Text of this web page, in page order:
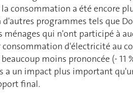
consommation a été encore
programmes tels que
ménages qui n'ont participé à
d'électricité au
moins prononcée (- 11
a un impact plus important
final.